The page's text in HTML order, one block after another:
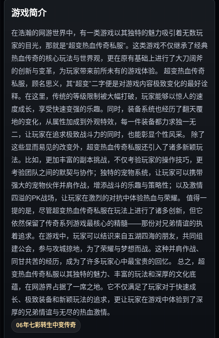
游戏简介
在浩瀚的网游世界中，有一类游戏以其独特的魅力吸引着无数玩
家的目光，那就是“超变热血传奇私服”。这类游戏不仅继承了经典
热血传奇的核心玩法与世界观，更在原有基础上进行了大刀阔斧
的创新与变革，为玩家带来前所未有的游戏体验。 超变热血传奇
私服，顾名思义，其“超变”二字便是对游戏内容极致变化的最好诠
释。在这里，传统的等级限制被大幅打破，玩家能够以惊人的速
度成长，享受快速变强的乐趣。同时，装备系统也经历了翻天覆
地的变化，从属性加成到外观特效，每一件装备都力求独一无
二，让玩家在追求极致战斗力的同时，也能彰显个性风采。 除了
这些显而易见的改变外，超变热血传奇私服还引入了诸多新颖玩
法。比如，更加丰富的副本挑战，不仅考验玩家的操作技巧，更
考验团队之间的默契与协作；独特的宠物系统，让玩家可以携带
强大的宠物伙伴并肩作战，增添战斗的乐趣与策略性；以及激情
四溢的PK战场，让玩家在激烈的对抗中体验热血与荣耀。 值得一
提的是，尽管超变热血传奇私服在玩法上进行了诸多创新，但它
依然保留了传奇系列游戏最核心的精髓——那份对兄弟情谊的执
着追求。在游戏中，玩家可以结识来自五湖四海的朋友，共同组
建公会，参与攻城掠地，为了荣耀与梦想而战。这种并肩作战、
同甘共苦的经历，成为了许多玩家心中最宝贵的回忆。 总之，超
变热血传奇私服以其独特的魅力、丰富的玩法和深厚的文化底
蕴，在网游界占据了一席之地。它不仅满足了玩家对于快速成
长、极致装备和新颖玩法的追求，更让玩家在游戏中体验到了深
厚的兄弟情谊与无尽的热血激情。
06年七彩转生中变传奇